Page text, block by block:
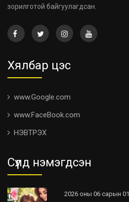
зорилготой байгуулагдсан.
Хялбар цэс
www.Google.com
www.FaceBook.com
НЭВТРЭХ
Сүүлд нэмэгдсэн
2026 оны 06 сарын 01